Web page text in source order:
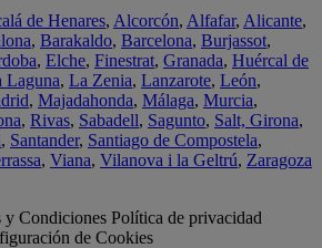
de Henares, Alcorcón, Alfafar, Alicante,
, Barakaldo, Barcelona, Burjassot,
, Elche, Finestrat, Granada, Huércal de
Laguna, La Zenia, Lanzarote, León,
, Majadahonda, Málaga, Murcia,
, Rivas, Sabadell, Sagunto, Salt, Girona,
, Santander, Santiago de Compostela,
, Viana, Vilanova i la Geltrú, Zaragoza
y Condiciones Política de privacidad
de Cookies